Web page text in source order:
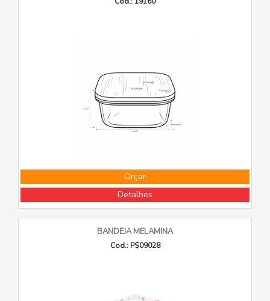
Orçar
Detalhes
BANDEJA MELAMINA
Cod.: P$09028